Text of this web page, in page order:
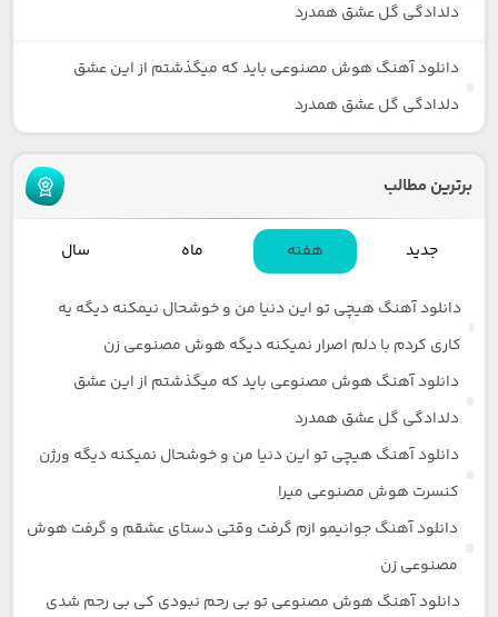
دلدادگی گل عشق همدرد
دانلود آهنگ هوش مصنوعی باید که میگذشتم از این عشق
دلدادگی گل عشق همدرد
برترین مطالب
جدید هفته ماه سال
دانلود آهنگ هیچی تو این دنیا من و خوشحال نیمکنه دیگه یه
کاری کردم با دلم اصرار نمیکنه دیگه هوش مصنوعی زن
دانلود آهنگ هوش مصنوعی باید که میگذشتم از این عشق
دلدادگی گل عشق همدرد
دانلود آهنگ هیچی تو این دنیا من و خوشحال نمیکنه دیگه ورژن
کنسرت هوش مصنوعی میرا
دانلود آهنگ جوانیمو ازم گرفت وقتی دستای عشقم و گرفت هوش
مصنوعی زن
دانلود آهنگ هوش مصنوعی تو بی رحم نبودی کی بی رحم شدی